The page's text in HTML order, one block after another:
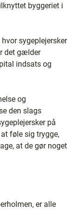
byggeriet i
sygeplejersker
det gælder
indsats og
og
den slags
på
føle sig trygge,
at de gør noget
er alle